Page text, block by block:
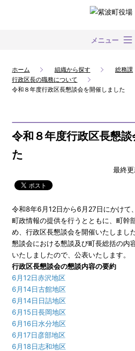
メニュー
ホーム 組織から探す
総務課
行政区長の職務について
令和８年度行政区長懇談会を開催しました
令和８年度行政区長懇
た
最終
令和8年6月12日から6月27日にかけて
町政情報の提供を行うとともに、町幹
め、行政区長懇談会を開催いたしました
懇談会における懇談及び町長総括の内
いたしましたので、公表いたします。
行政区長懇談会の懇談内容の要約
6月12日赤沢地区
6月14日古館地区
6月14日日詰地区
6月15日長岡地区
6月16日水分地区
6月17日彦部地区
6月18日志和地区